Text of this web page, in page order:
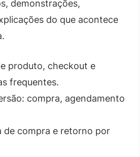
demonstrações,
do que acontece
produto, checkout e
frequentes.
compra, agendamento
de compra e retorno por